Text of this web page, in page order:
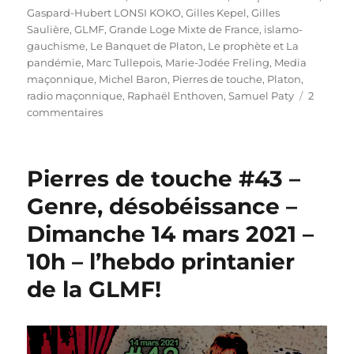
Gaspard-Hubert LONSI KOKO,Gilles Kepel,Gilles
Saulière,GLMF,Grande Loge Mixte de France, islamo-
gauchisme, Le Banquet de Platon, Le prophète et La
pandémie, Marc Tullepois, Marie-Jodée Freling, Media
maçonnique, Michel Baron, Pierres de touche, Platon,
radio maçonnique, Raphaël Enthoven,Samuel Paty
2
commentairessur
#43
Genre,
désobéissance
–
Dimanche
mars
–
l’hebdo
Pierres de touche #43 –
Genre, désobéissance –
Dimanche 14 mars 2021 –
10h – l’hebdo printanier
de la GLMF!